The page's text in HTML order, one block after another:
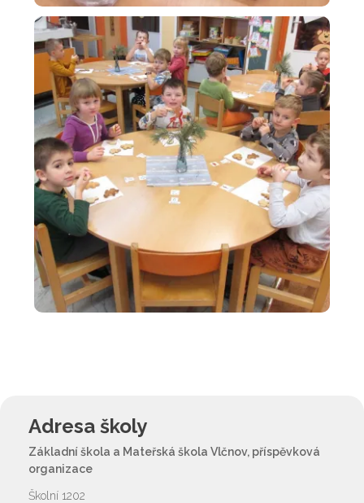
Adresa školy
Základní škola a Mateřská škola Vlčnov, příspěvková
organizace
Školní 1202